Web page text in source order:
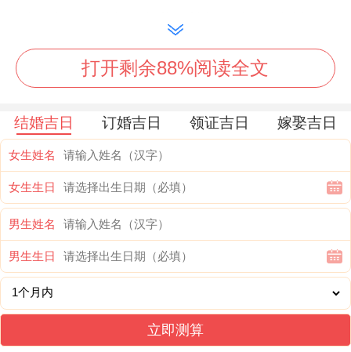
喜神:东南 福神：东北 财神:正南 阳贵神：
东南 阴贵神：正东
今日所宜:订盟，纳采，会亲友、交易 -立券;
纳财，栽种 -纳畜，牧养
今日所忌:嫁娶，开市- 入宅~祈福、安葬
今日卦象:雷山小过（小过卦）小过卦 行动
有度 中上卦
此日利于合作签约、商业洽谈及财务事宜，
但需注意避免婚嫁跟新宅入火等事。
2026年11月6日星期五
打开剩余88%阅读全文
结婚吉日 订婚吉日 领证吉日 嫁娶吉日
女生姓名
女生生日
男生姓名
男生生日
立即测算